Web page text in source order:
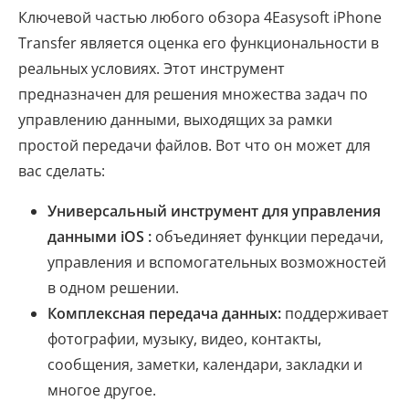
Ключевой частью любого обзора 4Easysoft iPhone
Transfer является оценка его функциональности в
реальных условиях. Этот инструмент
предназначен для решения множества задач по
управлению данными, выходящих за рамки
простой передачи файлов. Вот что он может для
вас сделать:
Универсальный инструмент для управления
данными iOS : объединяет функции передачи,
управления и вспомогательных возможностей
в одном решении.
Комплексная передача данных: поддерживает
фотографии, музыку, видео, контакты,
сообщения, заметки, календари, закладки и
многое другое.